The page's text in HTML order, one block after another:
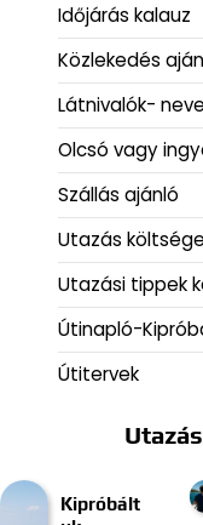
Időjárás kalauz
Közlekedés
Látnivalók-
Olcsó vagy
Szállás ajánló
Utazás
Utazási tippek
Útinapló-
Útitervek
Kipróbált